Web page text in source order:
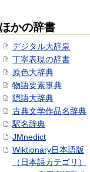
かの辞書
デジタル大辞泉
丁寧表現の辞書
原色大辞典
物語要素事典
隠語大辞典
古典文学作品名辞典
駅名辞典
JMnedict
Wiktionary日本語版
（日本語カテゴリ）